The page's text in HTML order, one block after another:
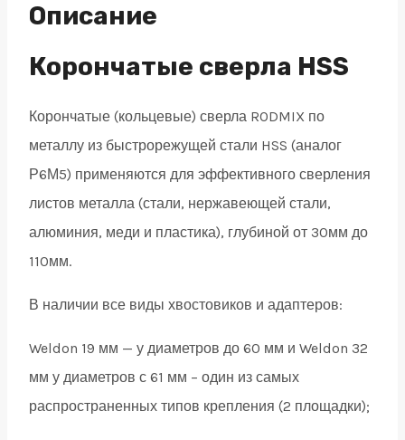
weldon
quantity
Описание
Корончатые сверла HSS
Корончатые (кольцевые) сверла RODMIX по
металлу из быстрорежущей стали HSS (аналог
Р6М5) применяются для эффективного сверления
листов металла (стали, нержавеющей стали,
алюминия, меди и пластика), глубиной от 30мм до
110мм.
В наличии все виды хвостовиков и адаптеров:
Weldon 19 мм — у диаметров до 60 мм и Weldon 32
мм у диаметров с 61 мм – один из самых
распространенных типов крепления (2 площадки);